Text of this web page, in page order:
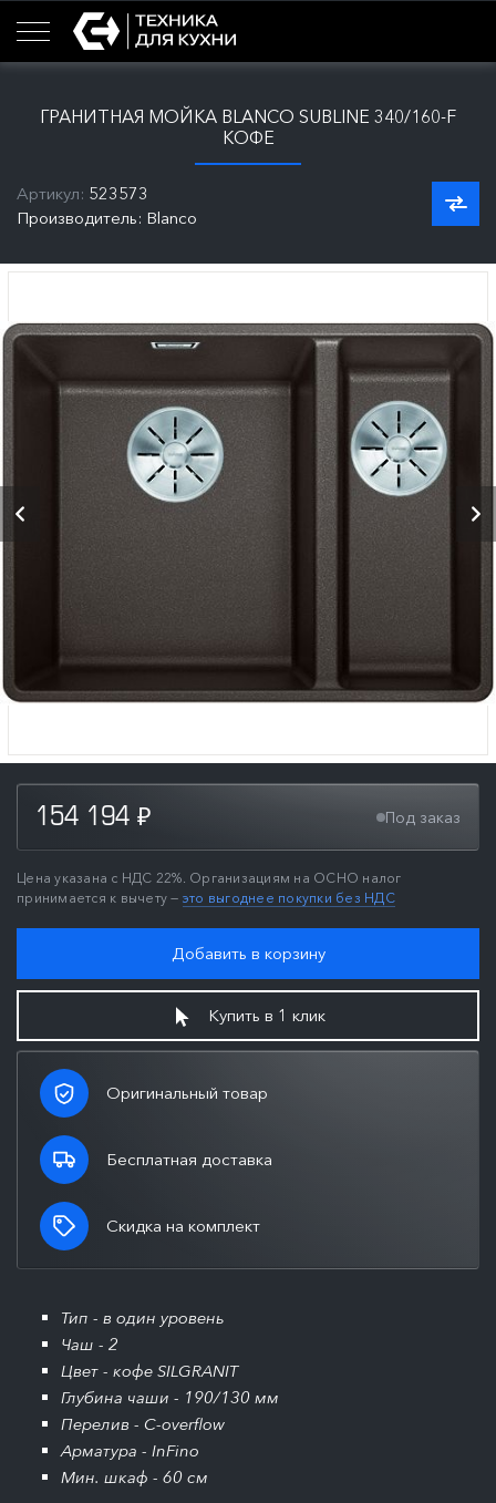
ГРАНИТНАЯ МОЙКА BLANCO SUBLINE 340/160-F
КОФЕ
Артикул: 523573
Производитель: Blanco
154 194 ₽ Под заказ
Цена указана с НДС 22%. Организациям на ОСНО налог
принимается к вычету — это выгоднее покупки без НДС
Добавить в корзину
Купить в 1 клик
Оригинальный товар
Бесплатная доставка
Скидка на комплект
Тип - в один уровень
Чаш - 2
Цвет - кофе SILGRANIT
Глубина чаши - 190/130 мм
Перелив - C-overflow
Арматура - InFino
Мин. шкаф - 60 см